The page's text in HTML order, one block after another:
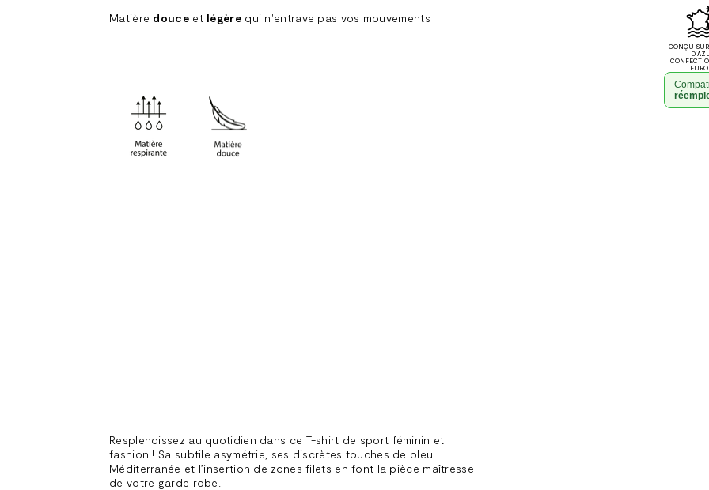
Matière douce etlégère qui n'entrave pas vos mouvements
Resplendissez au quotidien dans ce T-shirt de sport féminin et
fashion ! Sa subtile asymétrie, ses discrètes touches de bleu
Méditerranée et l’insertion de zones filets en font la pièce maîtresse
de votre garde robe.
CONÇU